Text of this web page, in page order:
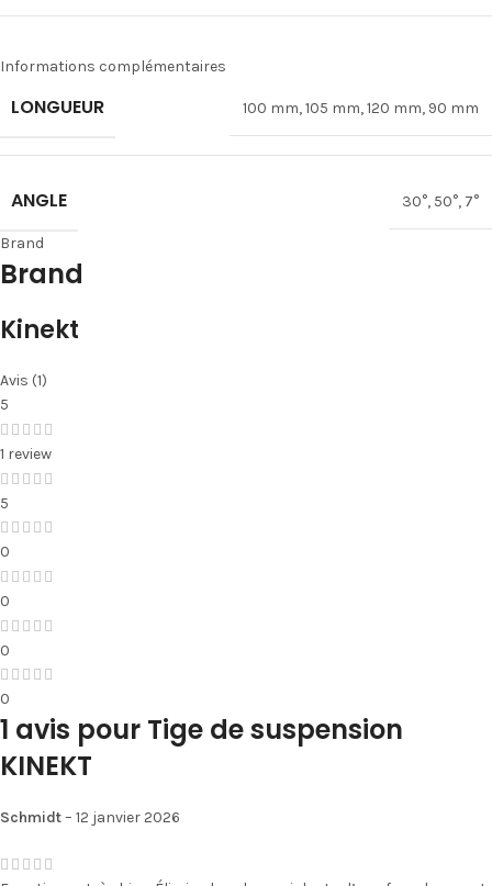
Informations complémentaires
LONGUEUR 100 mm,105 mm,120 mm, 90 mm
ANGLE 30°, 50°, 7°
Brand
Brand
Kinekt
Avis (1)
5
1 review
5
0
0
0
0
1 avis pour Tige de suspension
KINEKT
Schmidt– 12 janvier 2026